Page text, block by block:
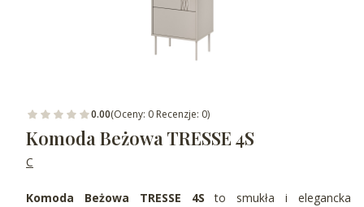
0.00(Oceny: 0 Recenzje: 0)
Komoda Beżowa TRESSE 4S
C
Komoda Beżowa TRESSE 4S to smukła i elegancka